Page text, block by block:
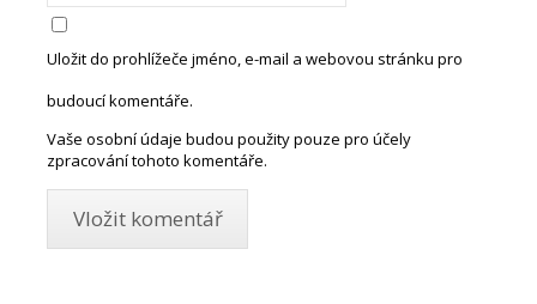
Uložit do prohlížeče jméno, e-mail a webovou stránku pro
budoucí komentáře.
Vaše osobní údaje budou použity pouze pro účely
zpracování tohoto komentáře.